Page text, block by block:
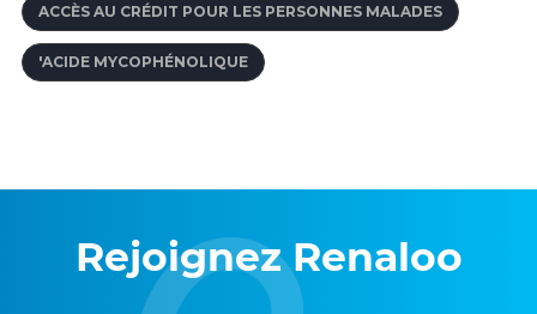
ACCÈS AU CRÉDIT POUR LES PERSONNES MALADES
'ACIDE MYCOPHÉNOLIQUE
Rejoignez Renaloo